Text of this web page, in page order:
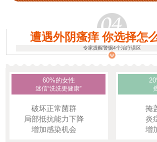
遭遇外阴瘙痒 你选择怎
专家提醒警惕4个治疗误区
60%的女性
迷信“洗洗更健康”
破坏正常菌群
局部抵抗能力下降
增加感染机会
掩
炎
增